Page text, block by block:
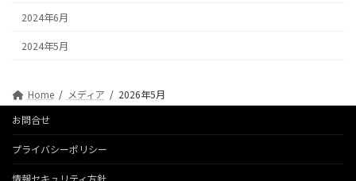
2024年6月
2024年5月
Home メディア
2026年5月
お問合せ
プライバシーポリシー